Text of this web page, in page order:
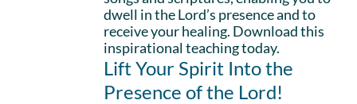
dwell in the Lord’s presence and to
receive your healing. Download this
inspirational teaching today.
Lift Your Spirit Into the
Presence of the Lord!